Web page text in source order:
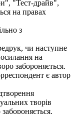
"Тест-драйв",
на правах
з
чи наступне
на
забороняється.
є автор
творів